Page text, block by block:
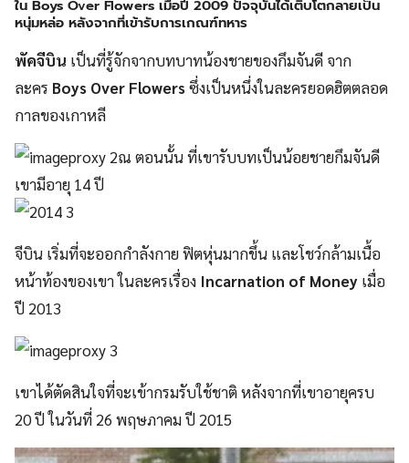
ใน Boys Over Flowers เมื่อปี 2009 ปัจจุบันได้เติบโตกลายเป็น
หนุ่มหล่อ หลังจากที่เข้ารับการเกณฑ์ทหาร
พัคจีบิน เป็นที่รู้จักจากบทบาทน้องชายของกึมจันดี จาก
ละคร Boys Over Flowersซึ่งเป็นหนึ่งในละครยอดฮิตตลอด
กาลของเกาหลี
ณ ตอนนั้น ที่เขารับบทเป็นน้อยชายกึมจันดี
เขามีอายุ 14 ปี
จีบิน เริ่มที่จะออกกำลังกาย ฟิตหุ่นมากขึ้น และโชว์กล้ามเนื้อ
หน้าท้องของเขา ในละครเรื่อง Incarnation of Money เมื่อ
ปี 2013
เขาได้ตัดสินใจที่จะเข้ากรมรับใช้ชาติ หลังจากที่เขาอายุครบ
20 ปี ในวันที่ 26 พฤษภาคม ปี 2015